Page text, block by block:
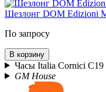
Шезлонг DOM Edizioni
По запросу
В корзину
Часы Italia Cornici C19
GM House